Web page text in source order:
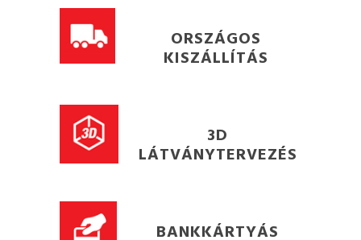
ORSZÁGOS
KISZÁLLÍTÁS
3D
LÁTVÁNYTERVEZÉS
BANKKÁRTYÁS